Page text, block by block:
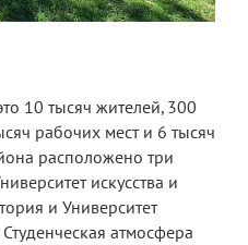
10 тысяч жителей, 300
рабочих мест и 6 тысяч
расположено три
искусства и
и Университет
атмосфера